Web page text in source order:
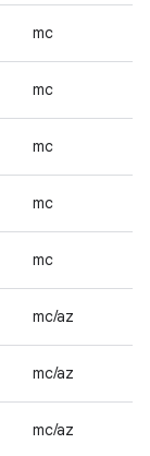
mc
mc
mc
mc
mc
mc/az
mc/az
mc/az